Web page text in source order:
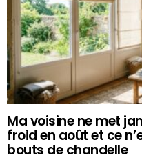
Ma voisine ne met
froid en août et ce
bouts de chandelle